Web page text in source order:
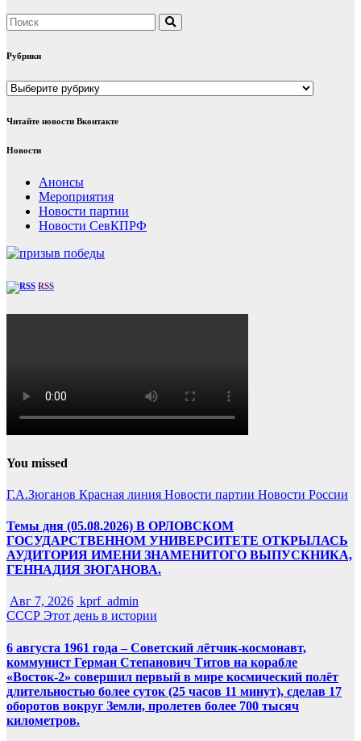
Рубрики
Рубрики
Читайте новости Вконтакте
Новости
Анонсы
Мероприятия
Новости партии
Новости СевКПРФ
RSS
You missed
Г.А.Зюганов Красная линия Новости партии Новости России
Темы дня (05.08.2026) В ОРЛОВСКОМ
ГОСУДАРСТВЕННОМ УНИВЕРСИТЕТЕ ОТКРЫЛАСЬ
АУДИТОРИЯ ИМЕНИ ЗНАМЕНИТОГО ВЫПУСКНИКА,
ГЕННАДИЯ ЗЮГАНОВА.
Авг 7, 2026 kprf_admin
СССР Этот день в истории
6 августа 1961 года – Советский лётчик-космонавт,
коммунист Герман Степанович Титов на корабле
«Восток-2» совершил первый в мире космический полёт
длительностью более суток (25 часов 11 минут), сделав 17
оборотов вокруг Земли, пролетев более 700 тысяч
километров.